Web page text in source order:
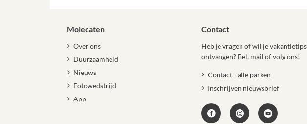
Molecaten
Over ons
Duurzaamheid
Nieuws
Fotowedstrijd
App
Contact
Heb je vragen of wil je vakantietips
ontvangen? Bel, mail of volg ons!
Contact - alle parken
Inschrijven nieuwsbrief